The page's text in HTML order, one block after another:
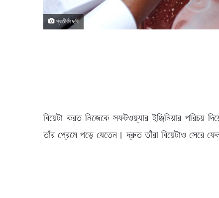
প্রতীকী ছবি
বিয়েটা করত নিজেকে সফটওয়্যার ইঞ্জিনিয়ার পরিচয়
তাঁর প্রেমে পড়ে যেতেন। দ্রুত তাঁরা বিয়েটাও সেরে